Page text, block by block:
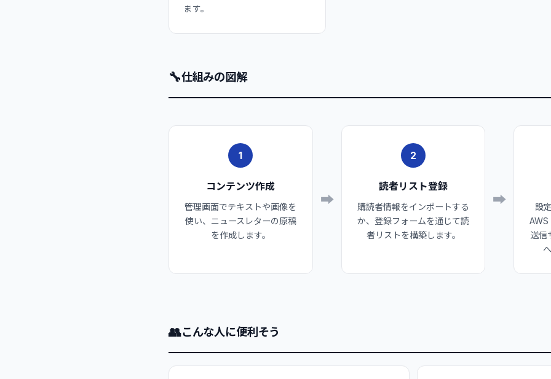
ます。
🔧仕組みの図解
1
コンテンツ作成
管理画面でテキストや画像を
使い、ニュースレターの原稿
を作成します。
➡
2
読者リスト登録
購読者情報をインポートする
か、登録フォームを通じて読
者リストを構築します。
➡
設
AWS
送信
👥こんな人に便利そう